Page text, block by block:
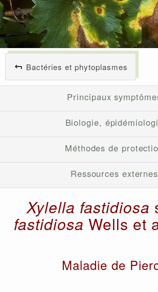
Bactéries et phytoplasmes
Principaux
Biologie,
Méthodes de
Ressources externes
Xylella fastidiosa
fastidiosa Wells et
Maladie de